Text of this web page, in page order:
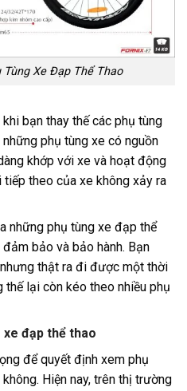
Tùng Xe Đạp Thể Thao
bạn thay thế các phụ tùng
phụ tùng xe có nguồn
khớp với xe và hoạt động
theo của xe không xảy ra
những phụ tùng xe đạp thể
bảo và bảo hành. Bạn
thật ra đi được một thời
thế lại còn kéo theo nhiều phụ
xe đạp thể thao
để quyết định xem phụ
Hiện nay, trên thị trường